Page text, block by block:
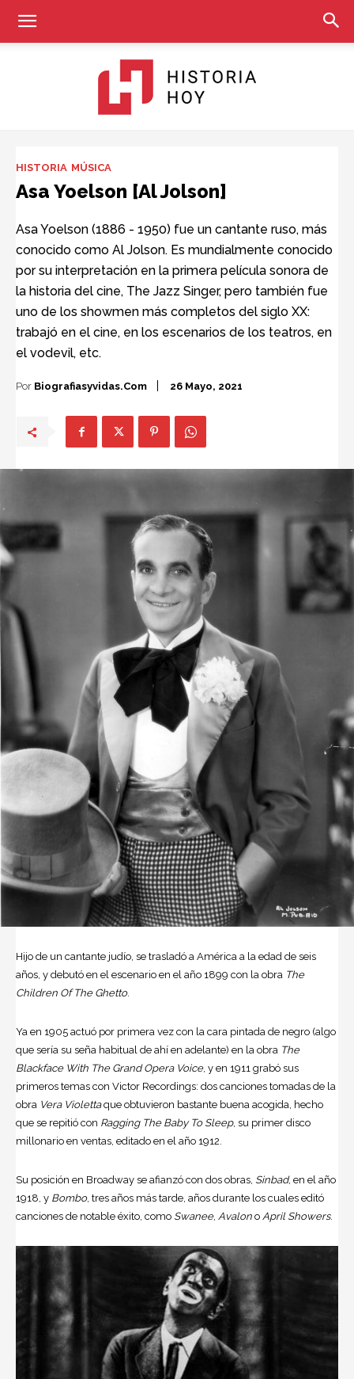
Hoy
HISTORIA MÚSICA
Asa Yoelson [Al Jolson]
Asa Yoelson (1886 - 1950) fue un cantante ruso, más
conocido como Al Jolson. Es mundialmente conocido
por su interpretación en la primera película sonora de
la historia del cine, The Jazz Singer, pero también fue
uno de los showmen más completos del siglo XX:
trabajó en el cine, en los escenarios de los teatros, en
el vodevil, etc.
Por Biografiasyvidas.com 26 Mayo, 2021
Hijo de un cantante judío, se trasladó a América a la edad de seis
años, y debutó en el escenario en el año 1899 con la obra The
Children Of The Ghetto.
Ya en 1905 actuó por primera vez con la cara pintada de negro (algo
que sería su seña habitual de ahí en adelante) en la obra The
Blackface With The Grand Opera Voice, y en 1911 grabó sus
primeros temas con Victor Recordings: dos canciones tomadas de la
obra Vera Violettaque obtuvieron bastante buena acogida, hecho
que se repitió con Ragging The Baby To Sleep, su primer disco
millonario en ventas, editado en el año 1912.
Su posición en Broadway se afianzó con dos obras, Sinbad, en el año
1918, y Bombo, tres años más tarde, años durante los cuales editó
canciones de notable éxito, como Swanee, Avalon o April Showers.